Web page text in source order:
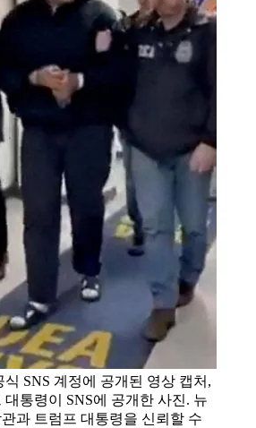
SNS 계정에 공개된 영상 캡처,
대통령이 SNS에 공개한 사진. 뉴
과 트럼프 대통령을 신뢰할 수